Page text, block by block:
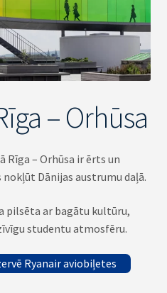
– Orhūsa
Rīga – Orhūsa ir ērts un
nokļūt Dānijas austrumu daļā.
pilsēta ar bagātu kultūru,
studentu atmosfēru.
Ryanair aviobiļetes